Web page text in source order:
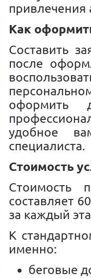
привлечения
Как
Составить
после
удобное
специалиста.
Стоимость
Стоимость
составляет
за каждый
К
именно:
беговые